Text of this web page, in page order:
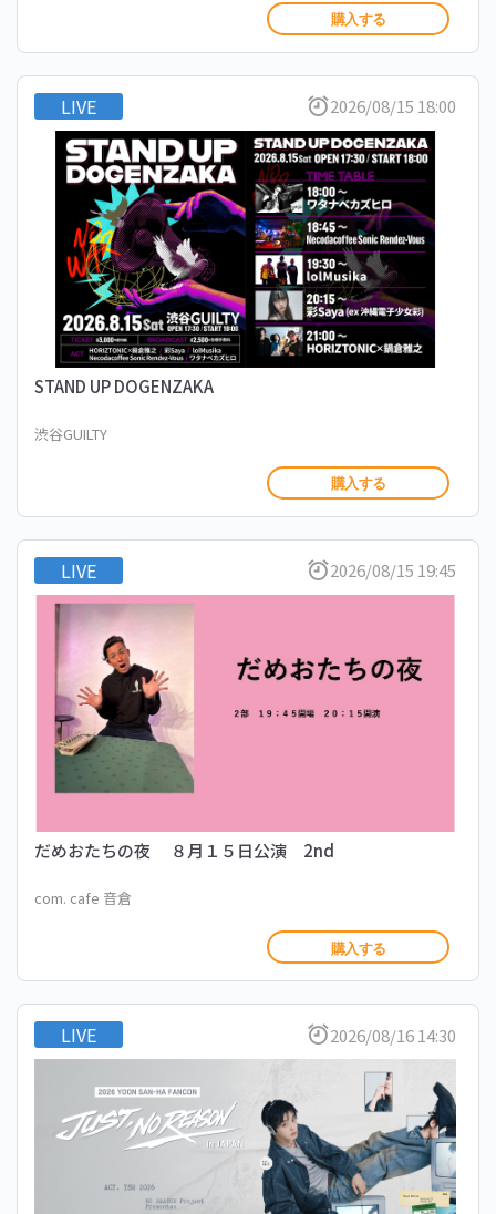
購入する
LIVE 2026/08/15 18:00
STAND UP DOGENZAKA
渋谷GUILTY
購入する
LIVE 2026/08/15 19:45
だめおたちの夜 ８月１５日公演 2nd
com. cafe 音倉
購入する
LIVE 2026/08/16 14:30